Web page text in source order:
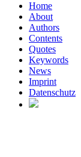
Home
About
Authors
Contents
Quotes
Keywords
News
Imprint
Datenschutz